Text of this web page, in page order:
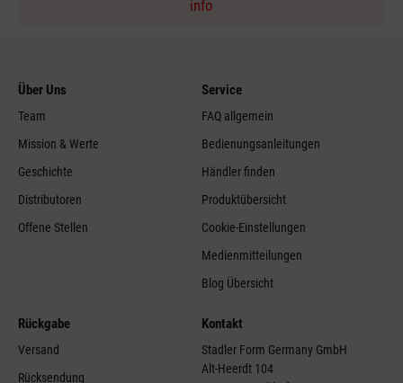
info
Über Uns
Team
Mission & Werte
Geschichte
Distributoren
Offene Stellen
Service
FAQ allgemein
Bedienungsanleitungen
Händler finden
Produktübersicht
Cookie-Einstellungen
Medienmitteilungen
Blog Übersicht
Rückgabe
Versand
Rücksendung
Kontakt
Stadler Form Germany GmbH
Alt-Heerdt 104